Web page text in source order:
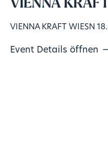
VIENNA
VIENNA KRAFT WIESN
Event Details öffnen